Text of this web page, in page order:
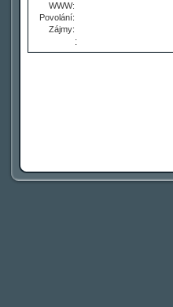
WWW:
Povolání:
Zájmy:
: